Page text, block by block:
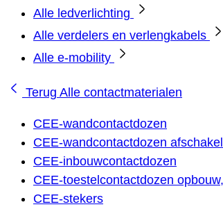
Alle ledverlichting
Alle verdelers en verlengkabels
Alle e-mobility
Terug Alle contactmaterialen
CEE-wandcontactdozen
CEE-wandcontactdozen
CEE-inbouwcontactdozen
CEE-toestelcontactdozen
CEE-stekers